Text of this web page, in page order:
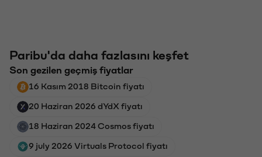
Paribu'da daha fazlasını keşfet
Son gezilen geçmiş fiyatlar
16 Kasım 2018 Bitcoin fiyatı
20 Haziran 2026 dYdX fiyatı
18 Haziran 2024 Cosmos fiyatı
9 july 2026 Virtuals Protocol fiyatı